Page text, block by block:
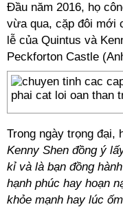
Đầu năm 2016, họ
vừa qua, cặp đôi mới
lễ của Quintus và
Peckforton Castle
Trong ngày trọng đại,
Kenny Shen đồng ý
kỉ và là bạn đồng
hạnh phúc hay hoạn
khỏe mạnh hay lúc